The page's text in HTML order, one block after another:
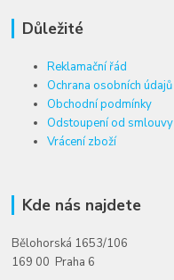
Důležité
Reklamační řád
Ochrana osobních údajů
Obchodní podmínky
Odstoupení od smlouvy
Vrácení zboží
Kde nás najdete
Bělohorská 1653/106
169 00 Praha 6